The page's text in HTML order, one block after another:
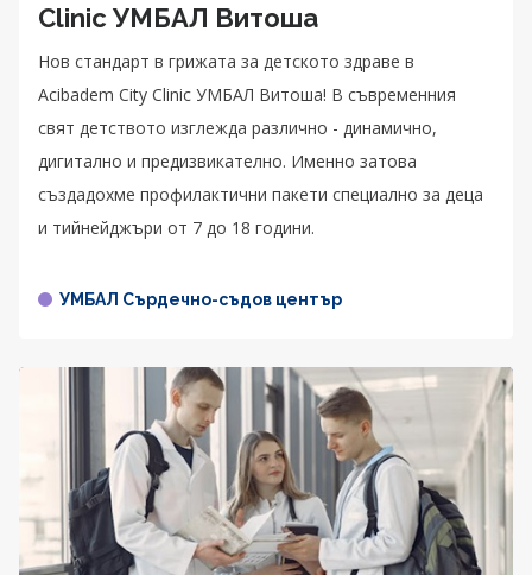
Clinic УМБАЛ Витоша
Нов стандарт в грижата за детското здраве в
Acibadem City Clinic УМБАЛ Витоша! В съвременния
свят детството изглежда различно - динамично,
дигитално и предизвикателно. Именно затова
създадохме профилактични пакети специално за деца
и тийнейджъри от 7 до 18 години.
УМБАЛ Сърдечно-съдов център